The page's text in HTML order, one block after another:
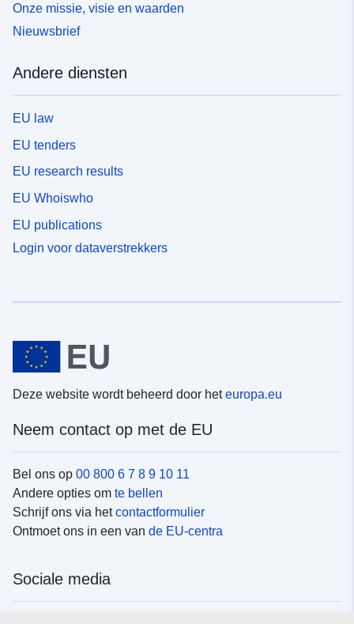
Onze missie, visie en waarden
Nieuwsbrief
Andere diensten
EU law
EU tenders
EU research results
EU Whoiswho
EU publications
Login voor dataverstrekkers
Deze website wordt beheerd door heteuropa.eu
Neem contact op met de EU
Bel ons op 00 800 6 7 8 9 10 11
Andere opties om te bellen
Schrijf ons via hetcontactformulier
Ontmoet ons in een van de EU-centra
Sociale media